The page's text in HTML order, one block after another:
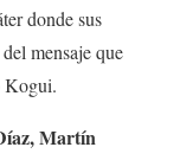
donde sus
mensaje que
Kogui.
Martín